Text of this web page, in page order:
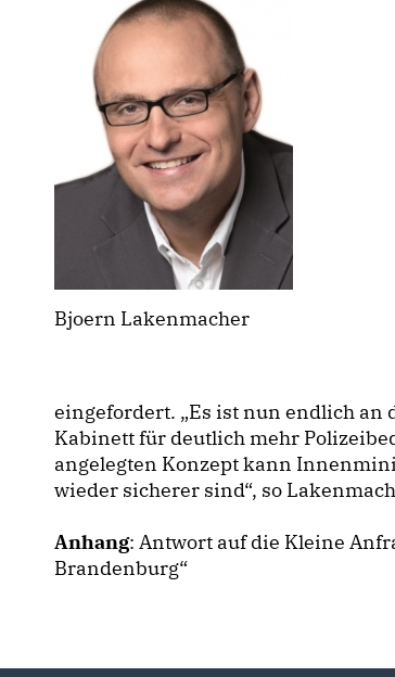
Bjoern Lakenmacher
eingefordert. „Es ist nun endlich
Kabinett für deutlich mehr
angelegten Konzept kann
wieder sicherer sind“, so
Anhang: Antwort auf die Kleine
Brandenburg“